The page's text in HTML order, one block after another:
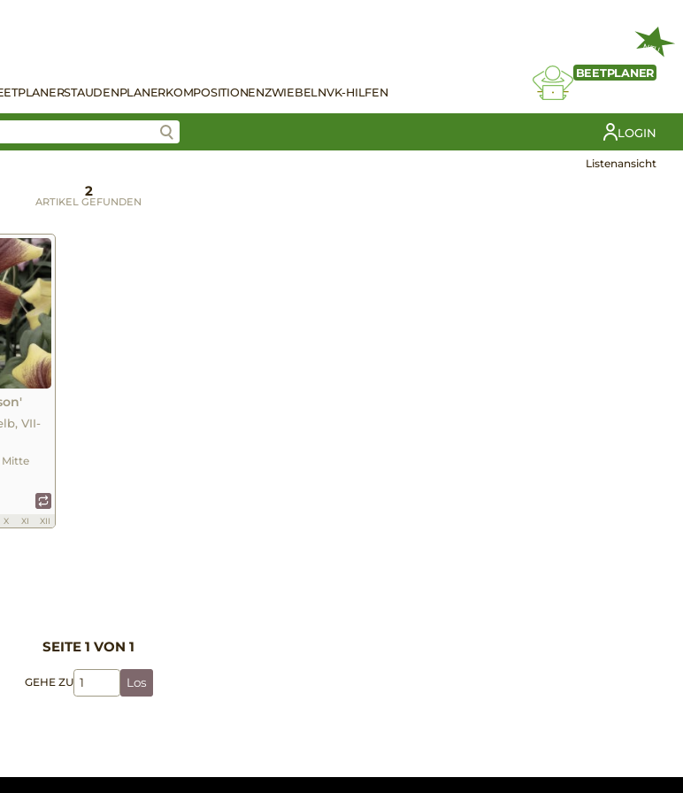
STAUDENPLANERKOMPOSITIONENZWIEBELNVK-HILFEN
NEU
BEETPLANER
LOGIN
Listenansicht
2
ARTIKEL GEFUNDEN
VII-
Mitte
X XI XII
SEITE 1 VON 1
GEHE ZU Los